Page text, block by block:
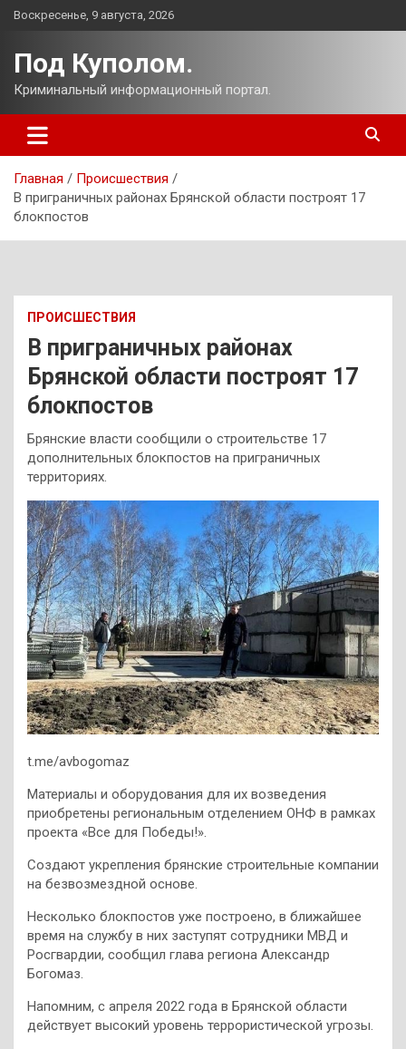
Перейти
Воскресенье, 9 августа, 2026
Под Куполом.
Криминальный информационный портал.
Главная
Происшествия
В приграничных районах Брянской области построят 17
блокпостов
ПРОИСШЕСТВИЯ
В приграничных районах
Брянской области построят 17
блокпостов
Брянские власти сообщили о строительстве 17
дополнительных блокпостов на приграничных
территориях.
t.me/avbogomaz
Материалы и оборудования для их возведения
приобретены региональным отделением ОНФ в рамках
проекта «Все для Победы!».
Создают укрепления брянские строительные компании
на безвозмездной основе.
Несколько блокпостов уже построено, в ближайшее
время на службу в них заступят сотрудники МВД и
Росгвардии, сообщил глава региона Александр
Богомаз.
Напомним, с апреля 2022 года в Брянской области
действует высокий уровень террористической угрозы.